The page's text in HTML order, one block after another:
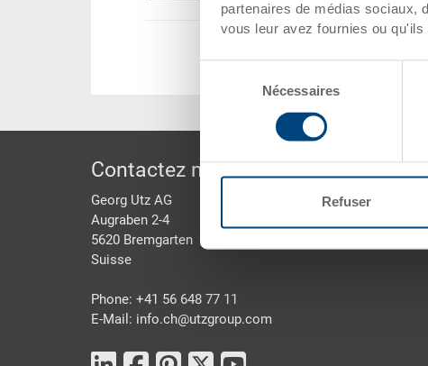
partenaires de médias sociaux,
vous leur avez fournies ou
consentement
Nécessaires
Refuser
pied de page
Contactez nous
Georg Utz AG
Augraben 2-4
5620 Bremgarten
Suisse
Phone: +41 56 648 77 11
E-Mail: info.ch@utzgroup.com